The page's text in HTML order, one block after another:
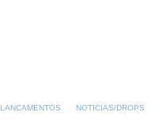
LANCAMENTOS NOTICIAS/DROPS